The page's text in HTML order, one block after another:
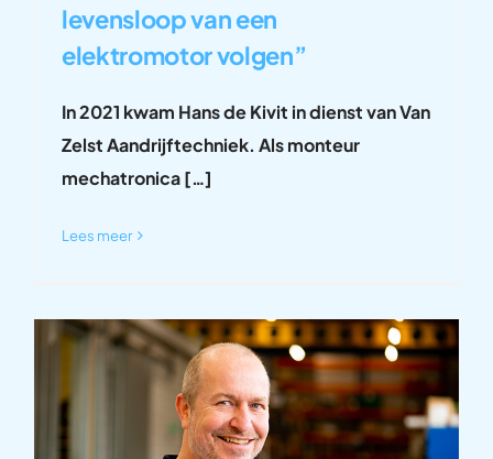
levensloop van een
elektromotor volgen”
In 2021 kwam Hans de Kivit in dienst van Van
Zelst Aandrijftechniek. Als monteur
mechatronica […]
Lees meer